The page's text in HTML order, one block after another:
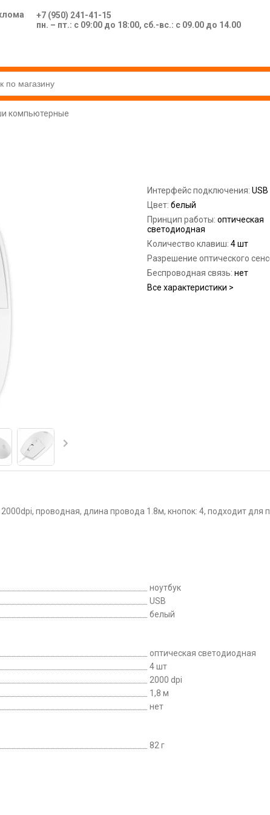
+7 (950) 241-41-15
пн. – пт.: с 09:00 до 18:00, сб.-вс.: с 09.00 до 14.00
компьютерные
Интерфейс подключения: USB
Цвет: белый
Принцип работы: оптическая
светодиодная
Количество клавиш: 4 шт
Разрешение оптического
Беспроводная связь: нет
Все характеристики >
проводная, длина провода 1.8м, кнопок: 4, подходит для
ноутбук
USB
белый
оптическая светодиодная
4 шт
2000 dpi
1,8 м
нет
82 г